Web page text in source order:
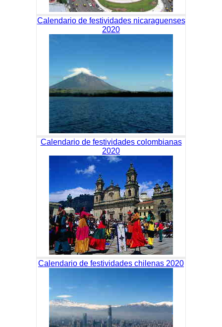
Calendario de festividades nicaraguenses
2020
Calendario de festividades colombianas
2020
Calendario de festividades chilenas 2020